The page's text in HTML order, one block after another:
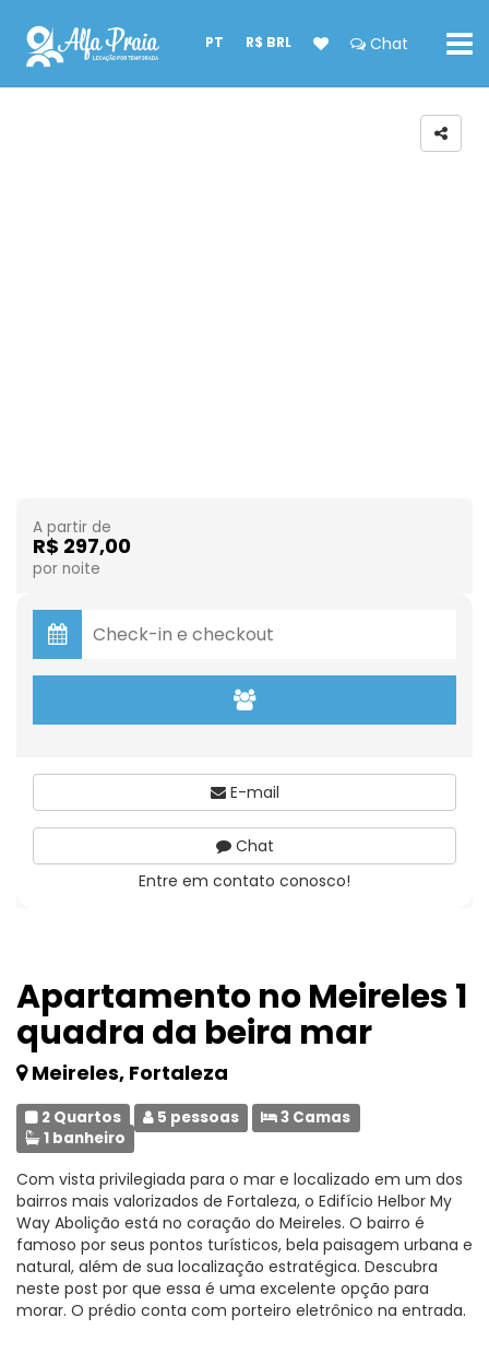
PT R$ BRL Chat
Apartamento no Meireles 1
quadra da beira mar
Meireles, Fortaleza
2 Quartos 5 pessoas
3 Camas
1 banheiro
Com vista privilegiada para o mar e localizado em um dos
bairros mais valorizados de Fortaleza, o Edifício Helbor My
Way Abolição está no coração do Meireles. O bairro é
famoso por seus pontos turísticos, bela paisagem urbana e
natural, além de sua localização estratégica. Descubra
neste post por que essa é uma excelente opção para
morar. O prédio conta com porteiro eletrônico na entrada.
A partir de
R$ 297,00
por noite
E-mail
Chat
Entre em contato conosco!